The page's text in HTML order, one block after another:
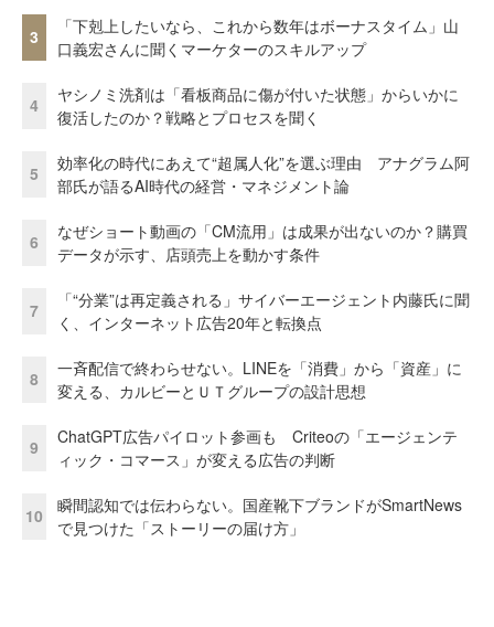
3
「下剋上したいなら、これから数年はボーナスタイム」山
口義宏さんに聞くマーケターのスキルアップ
4
ヤシノミ洗剤は「看板商品に傷が付いた状態」からいかに
復活したのか？戦略とプロセスを聞く
5
効率化の時代にあえて“超属人化”を選ぶ理由 アナグラム阿
部氏が語るAI時代の経営・マネジメント論
6
なぜショート動画の「CM流用」は成果が出ないのか？購買
データが示す、店頭売上を動かす条件
7
「“分業”は再定義される」サイバーエージェント内藤氏に聞
く、インターネット広告20年と転換点
8
一斉配信で終わらせない。LINEを「消費」から「資産」に
変える、カルビーとＵＴグループの設計思想
9
ChatGPT広告パイロット参画も Criteoの「エージェンテ
ィック・コマース」が変える広告の判断
10
瞬間認知では伝わらない。国産靴下ブランドがSmartNews
で見つけた「ストーリーの届け方」